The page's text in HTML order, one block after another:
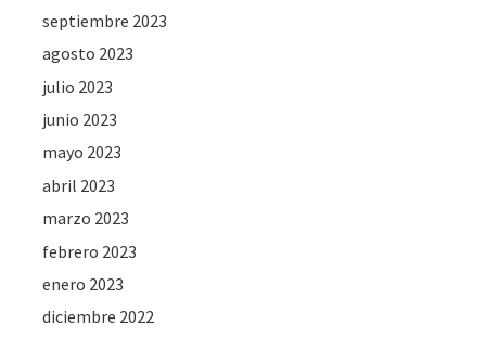
septiembre 2023
agosto 2023
julio 2023
junio 2023
mayo 2023
abril 2023
marzo 2023
febrero 2023
enero 2023
diciembre 2022